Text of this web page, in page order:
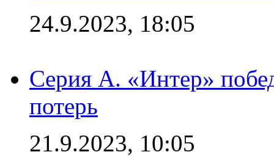
24.9.2023, 18:05
Серия А. «Интер»
потерь
21.9.2023, 10:05